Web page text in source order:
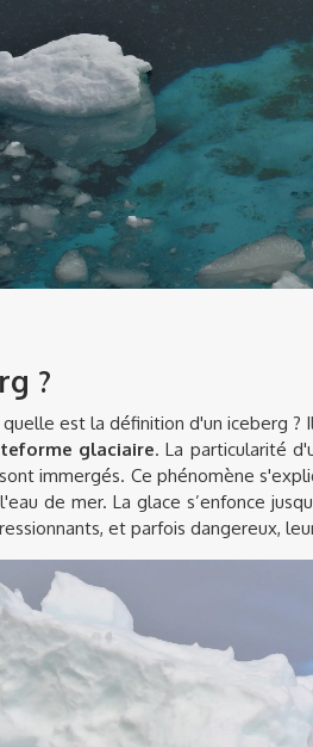
?
est la définition d'un iceberg ?
glaciaire. La particularité
immergés. Ce phénomène
de mer. La glace s’enfonce
et parfois dangereux,